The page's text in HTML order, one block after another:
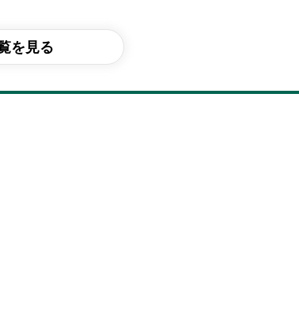
を見る